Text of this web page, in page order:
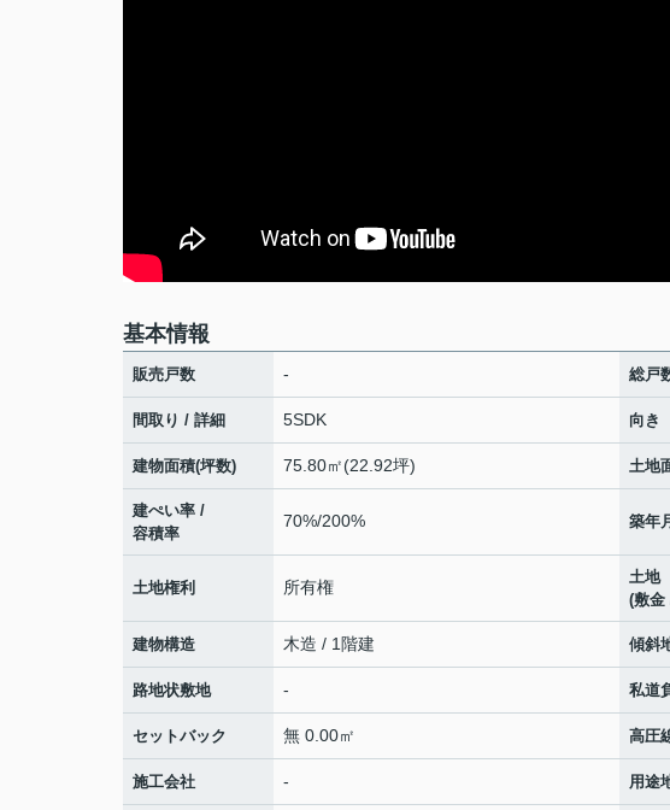
基本情報
販売戸数 - 総戸
間取り / 詳細 5SDK 向き
建物面積(坪数) 75.80㎡(22.92坪) 土地
建ぺい率 /
容積率
70%/200% 築年
土地権利 所有権
土地
(敷金
建物構造 木造 / 1階建 傾斜
路地状敷地 - 私道
セットバック 無 0.00㎡ 高圧
施工会社 - 用途